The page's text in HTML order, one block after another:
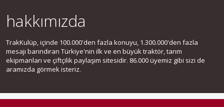
hakkımızda
TrakKulüp, içinde 100.000'den fazla konuyu, 1.300.000'den fazla
mesajı barındıran Türkiye'nin ilk ve en büyük traktör, tarım
ekipmanları ve çiftçilik paylaşım sitesidir. 86.000 üyemiz gibi sizi de
aramızda görmek isteriz.